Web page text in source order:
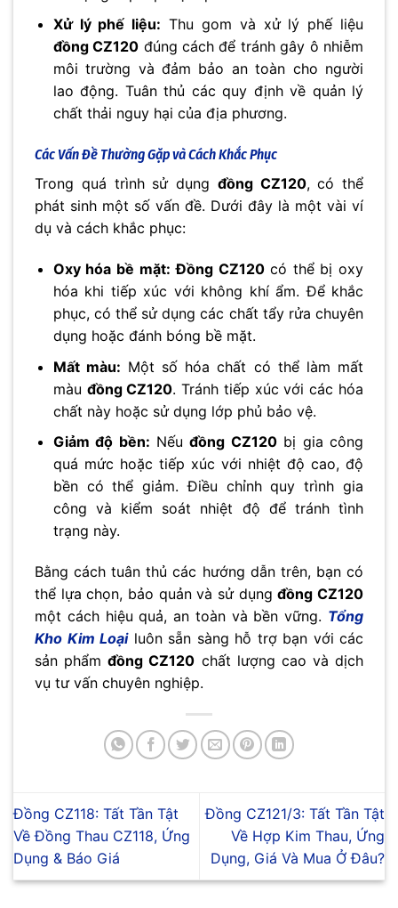
Xử lý phế liệu: Thu gom và xử lý phế liệu
đồng CZ120 đúng cách để tránh gây ô nhiễm
môi trường và đảm bảo an toàn cho người
lao động. Tuân thủ các quy định về quản lý
chất thải nguy hại của địa phương.
Các Vấn Đề Thường Gặp và Cách Khắc Phục
Trong quá trình sử dụng đồng CZ120, có thể
phát sinh một số vấn đề. Dưới đây là một vài ví
dụ và cách khắc phục:
Oxy hóa bề mặt: Đồng CZ120có thể bị oxy
hóa khi tiếp xúc với không khí ẩm. Để khắc
phục, có thể sử dụng các chất tẩy rửa chuyên
dụng hoặc đánh bóng bề mặt.
Mất màu: Một số hóa chất có thể làm mất
màu đồng CZ120. Tránh tiếp xúc với các hóa
chất này hoặc sử dụng lớp phủ bảo vệ.
Giảm độ bền: Nếuđồng CZ120bị gia công
quá mức hoặc tiếp xúc với nhiệt độ cao, độ
bền có thể giảm. Điều chỉnh quy trình gia
công và kiểm soát nhiệt độ để tránh tình
trạng này.
Bằng cách tuân thủ các hướng dẫn trên, bạn có
thể lựa chọn, bảo quản và sử dụngđồng CZ120
một cách hiệu quả, an toàn và bền vững. Tổng
Kho Kim Loạiluôn sẵn sàng hỗ trợ bạn với các
sản phẩmđồng CZ120 chất lượng cao và dịch
vụ tư vấn chuyên nghiệp.
Đồng CZ118: Tất Tần Tật
Về Đồng Thau CZ118, Ứng
Dụng & Báo Giá
Đồng CZ121/3: Tất Tần Tật
Về Hợp Kim Thau, Ứng
Dụng, Giá Và Mua Ở Đâu?